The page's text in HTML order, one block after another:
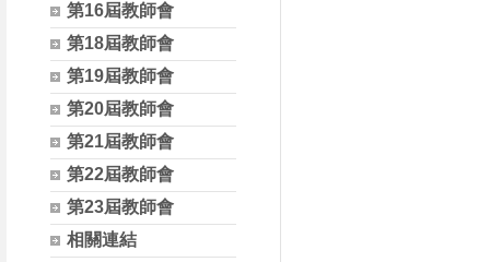
第16屆教師會
第18屆教師會
第19屆教師會
第20屆教師會
第21屆教師會
第22屆教師會
第23屆教師會
相關連結